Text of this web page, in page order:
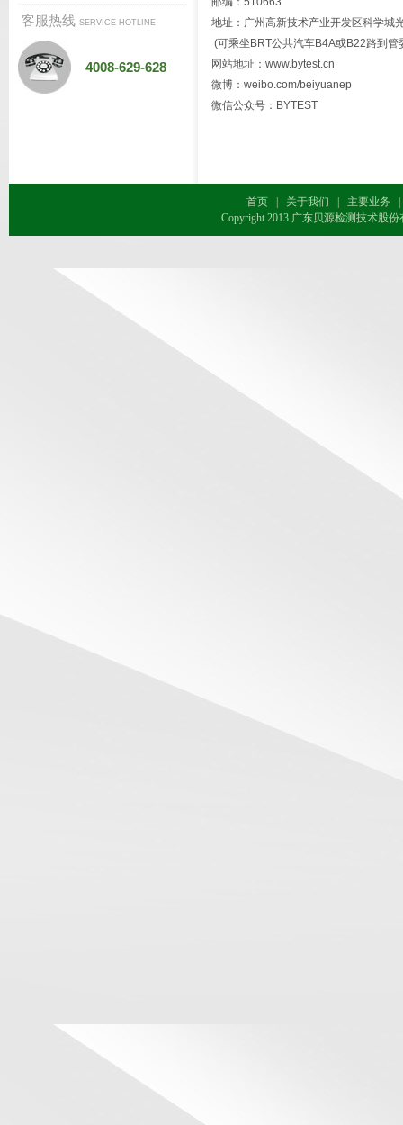
客服热线 SERVICE HOTLINE
4008-629-628
地址：广州高新技术产业开发区科学城
(可乘坐BRT公共汽车B4A或B22路到
网站地址： www.bytest.cn
微博：weibo.com/beiyuanep
微信公众号：BYTEST
首页 关于我们 主要业务
Copyright 2013 广东贝源检测技术股